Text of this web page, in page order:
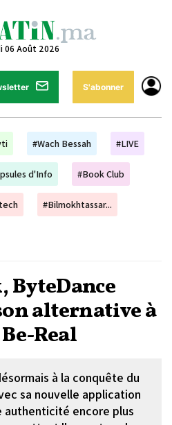
06 Août 2026
S'abonner
#Wach Bessah #LIVE
d'Info #Book Club
#Bilmokhtassar...
ByteDance
alternative à
Real
à la conquête du
sa nouvelle application
authenticité encore plus